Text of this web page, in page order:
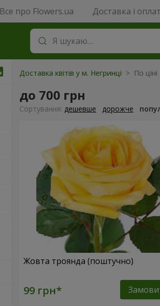
Все про Flowers.ua Доставка і
Доставка квітів у м. Негринці > По
до 700 грн
Сортування: дешевше дорожче
Жовта троянда (поштучно)